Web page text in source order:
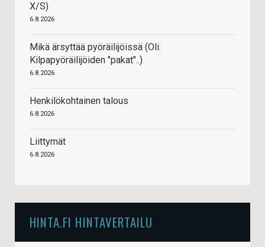
X/S)
6.8.2026
Mikä ärsyttää pyöräilijöissä (Oli:
Kilpapyöräilijöiden "pakat"..)
6.8.2026
Henkilökohtainen talous
6.8.2026
Liittymät
6.8.2026
HINTA.FI HINTAVERTAILU